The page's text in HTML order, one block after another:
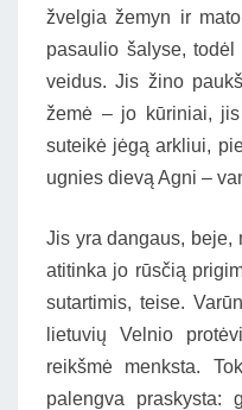
žvelgia žemyn ir
pasaulio šalyse,
veidus. Jis žino
žemė – jo kūriniai,
suteikė jėgą arkliui,
ugnies dievą Agni –
Jis yra dangaus, beje,
atitinka jo rūsčią
sutartimis, teise.
lietuvių Velnio
reikšmė menksta.
palengva praskysta: